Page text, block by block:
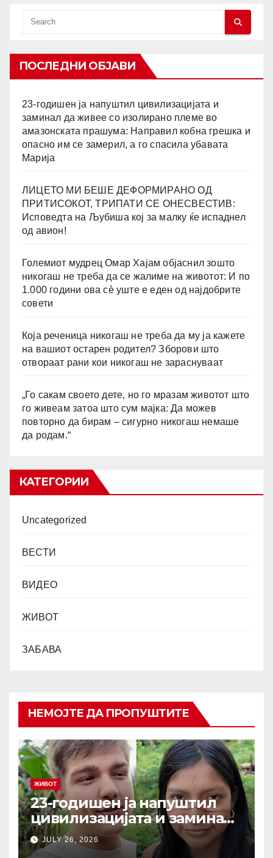
ПОСЛЕДНИ ОБЈАВИ
23-годишен ја напуштил цивилизацијата и
заминал да живее со изолирано племе во
амазонската прашума: Направил кобна грешка и
опасно им се замерил, а го спасила убавата
Марија
ЛИЦЕТО МИ БЕШЕ ДЕФОРМИРАНО ОД
ПРИТИСОКОТ, ТРИПАТИ СЕ ОНЕСВЕСТИВ:
Исповедта на Љубиша кој за малку ќе испаднел
од авион!
Големиот мудрец Омар Хајам објаснил зошто
никогаш не треба да се жалиме на животот: И по
1.000 години ова сè уште е еден од најдобрите
совети
Која реченица никогаш не треба да му ја кажете
на вашиот остарен родител? Зборови што
отвораат рани кои никогаш не зараснуваат
„Го сакам своето дете, но го мразам животот што
го живеам затоа што сум мајка: Да можев
повторно да бирам – сигурно никогаш немаше
да родам.“
КАТЕГОРИИ
Uncategorized
ВЕСТИ
ВИДЕО
ЖИВОТ
ЗАБАВА
НЕМОЈТЕ ДА ПРОПУШТИТЕ
ЖИВОТ
23-годишен ја напуштил
цивилизацијата и заминал
да живее со изолирано
племе во амазонската
JULY 26, 2026